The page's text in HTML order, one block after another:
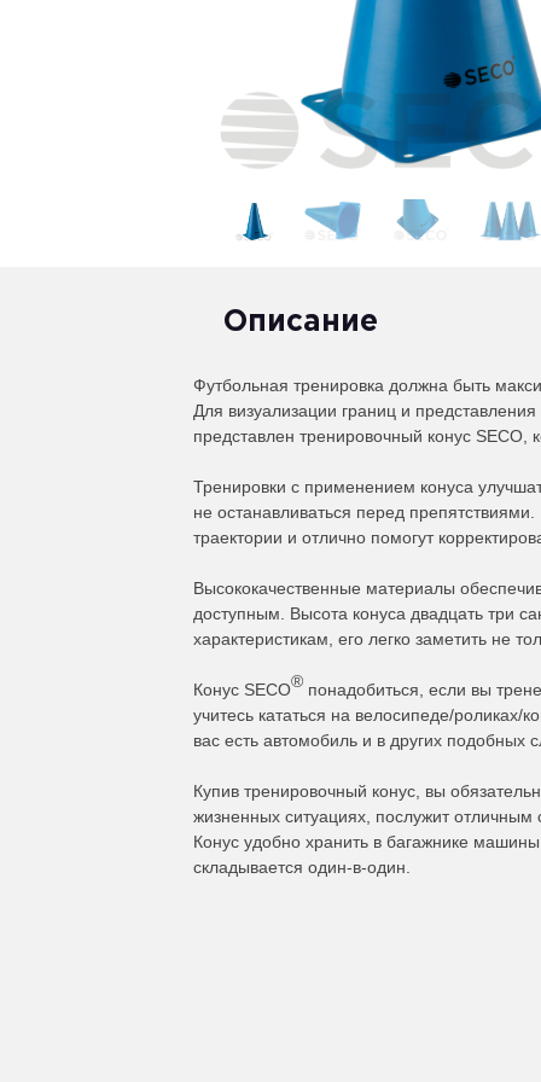
Описание
Футбольная тренировка должна быть
Для визуализации границ и
представлен тренировочный конус SECO,
Тренировки с применением конуса
не останавливаться перед
траектории и отлично помогут
Высококачественные материалы
доступным. Высота конуса двадцать три
характеристикам, его легко заметить не
Конус SECO® понадобиться, если вы
учитесь кататься на велосипеде/роликах/
вас есть автомобиль и в других подобных
Купив тренировочный конус, вы
жизненных ситуациях, послужит
Конус удобно хранить в багажнике
складывается один-в-один.